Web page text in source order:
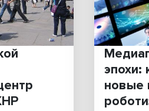
ро......